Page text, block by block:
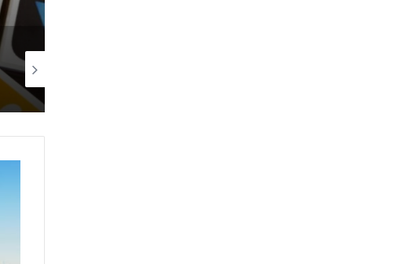
Eurozona, forte correlazione tra shock di fiducia e calo dei consumi